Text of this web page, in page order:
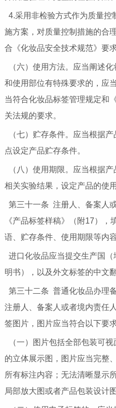
4.采用非检验方式作为质量控
施方案，对质量控制措施的合
合《化妆品安全技术规范》要求
（六）使用方法。应当阐述
和使用部位有特殊要求的，应
当符合化妆品标签管理规定和
关法规的要求。
（七）贮存条件。应当根据
点设定产品贮存条件。
（八）使用期限。应当根据
相关实验结果，设定产品的使用
第三十一条 注册人、备案人
《产品标签样稿》（附17），
语、贮存条件、使用期限等内
进口化妆品应当提交生产国
明书），以及外文标签的中文翻
第三十二条 普通化妆品办理
注册人、备案人或者境内责任
签图片，图片应当符合以下要求
（一）图片包括全部包装可
的立体展示图，图片应当完整
所有标注内容；无法清晰显示
局部放大图或者产品包装设计图